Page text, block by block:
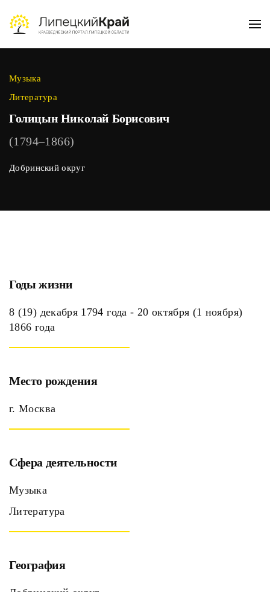
Skip to main content
Музыка
Литература
Голицын Николай Борисович
(1794–1866)
Добринский округ
Годы жизни
8 (19) декабря 1794 года - 20 октября (1 ноября)
1866 года
Место рождения
г. Москва
Сфера деятельности
Музыка
Литература
География